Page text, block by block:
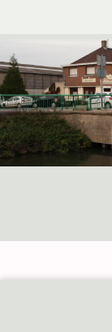
naar
de
inhoud
gaan